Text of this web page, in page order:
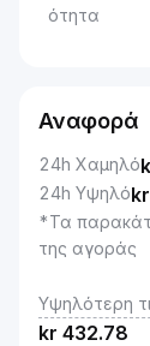
ότητα
Αναφορά
24h Χαμηλό
24h Υψηλόkr
*Τα
της αγοράς
Υψηλότερη
kr 432.78